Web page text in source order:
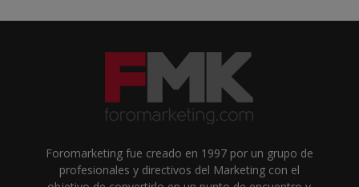
Foromarketing fue creado en 1997 por un grupo de
profesionales y directivos del Marketing con el